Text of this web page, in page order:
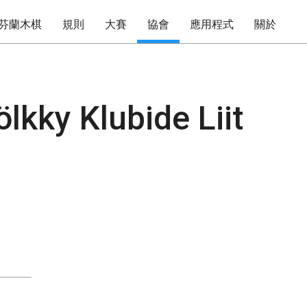
蘭木棋 規則 大賽 協會 應用程式 關於
Klubide Liit